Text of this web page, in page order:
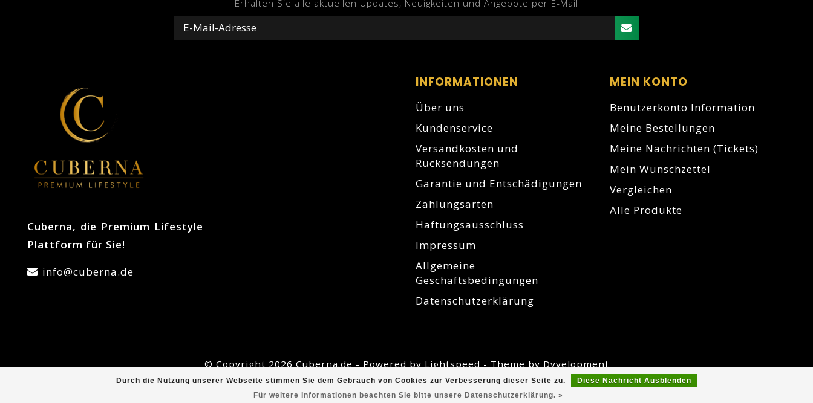
Durch die Nutzung unserer Webseite stimmen Sie dem Gebrauch von Cookies zur Verbesserung dieser Seite zu.
Diese Nachricht Ausblenden
Für weitere Informationen beachten Sie bitte unsere Datenschutzerklärung. »
Erhalten Sie alle aktuellen Updates, Neuigkeiten und Angebote per E-Mail
Cuberna, die Premium Lifestyle
Plattform für Sie!
info@cuberna.de
INFORMATIONEN
Über uns
Kundenservice
Versandkosten und
Rücksendungen
Garantie und Entschädigungen
Zahlungsarten
Haftungsausschluss
Impressum
Allgemeine
Geschäftsbedingungen
Datenschutzerklärung
MEIN KONTO
Benutzerkonto Information
Meine Bestellungen
Meine Nachrichten (Tickets)
Mein Wunschzettel
Vergleichen
Alle Produkte
© Copyright 2026 Cuberna.de - Powered by Lightspeed - Theme by Dyvelopment